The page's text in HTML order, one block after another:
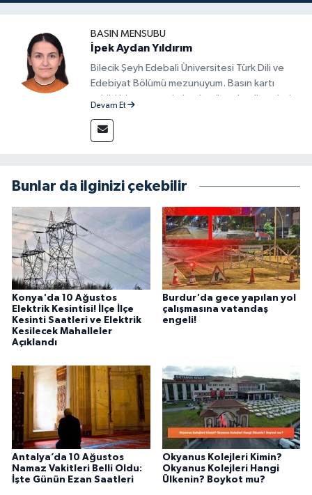
BASIN MENSUBU
İpek Aydan Yıldırım
Bilecik Şeyh Edebali Üniversitesi Türk Dili ve
Edebiyat Bölümü mezunuyum. Basın kartı
sahibi bir gazeteci olarak, güncel gelişmeleri
güvenilir ve tarafsız bilgilerle buluşturmayı
amaçlıyorum. Habercilik anlayışımda etik
alanlarda ürettiğim içeriklerle kamuoyuna
fayda sağla
Devam Et
Bunlar da ilginizi çekebilir
Konya'da 10 Ağustos
Elektrik Kesintisi! İlçe İlçe
Kesinti Saatleri ve Elektrik
Kesilecek Mahalleler
Açıklandı
Burdur'da gece yapılan yol
çalışmasına vatandaş
engeli!
Antalya’da 10 Ağustos
Namaz Vakitleri Belli Oldu:
İşte Günün Ezan Saatleri
Okyanus Kolejleri Kimin?
Okyanus Kolejleri Hangi
Ülkenin? Boykot mu?